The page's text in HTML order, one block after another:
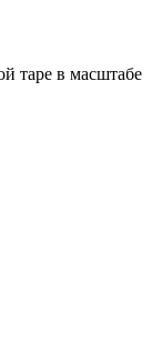
таре в масштабе